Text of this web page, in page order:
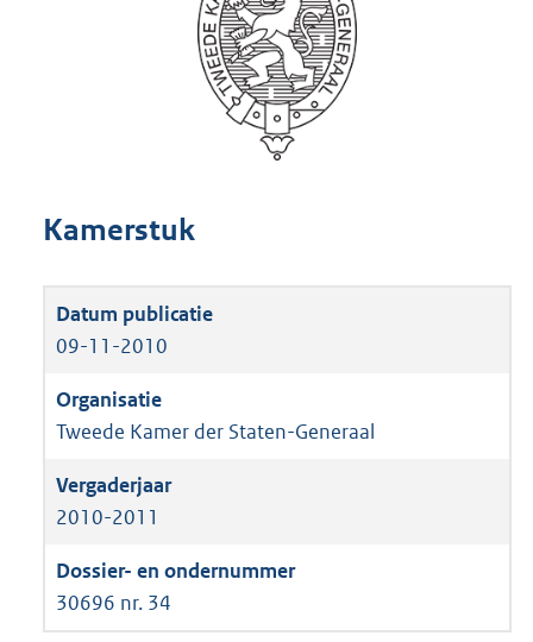
Kamerstuk
09-11-2010
Tweede Kamer der Staten-Generaal
2010-2011
30696 nr. 34